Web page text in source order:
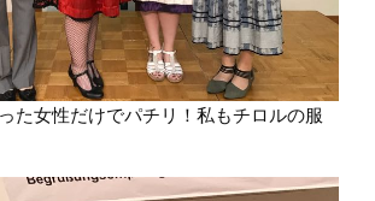
た女性だけでパチリ！私もチロルの服